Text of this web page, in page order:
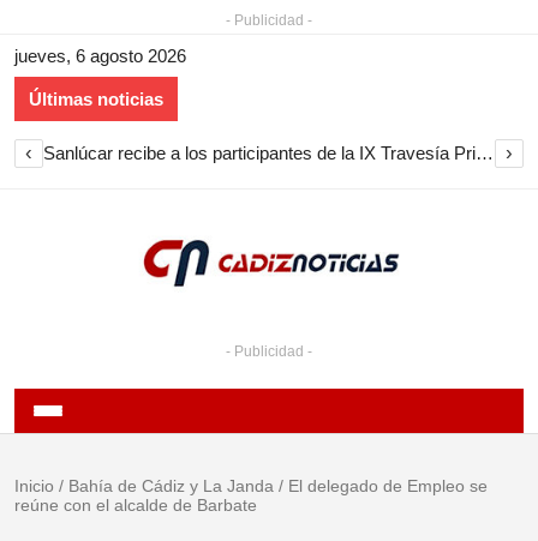
- Publicidad -
jueves, 6 agosto 2026
Últimas noticias
‹ Sanlúcar recibe a los participantes de la IX Travesía Primera Circunnavegación a Vela ›
- Publicidad -
Inicio / Bahía de Cádiz y La Janda / El delegado de Empleo se
reúne con el alcalde de Barbate